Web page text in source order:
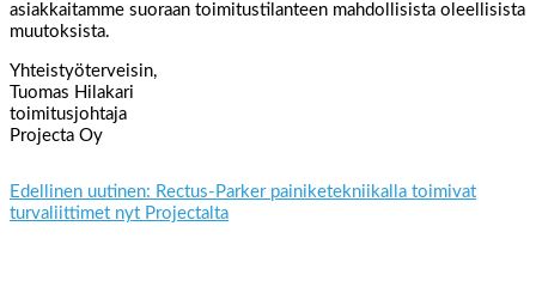
asiakkaitamme suoraan toimitustilanteen mahdollisista oleellisista
muutoksista.
Yhteistyöterveisin,
Tuomas Hilakari
toimitusjohtaja
Projecta Oy
Edellinen uutinen: Rectus-Parker painiketekniikalla toimivat
turvaliittimet nyt Projectalta